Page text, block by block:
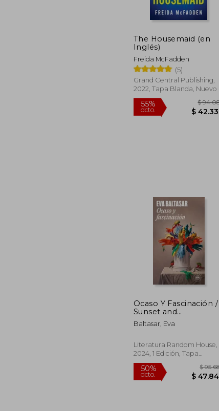
50%
The Housemaid (en
Inglés)
Freida McFadden
(5)
Grand Central Publishing,
2022, Tapa Blanda, Nuevo
55%
dcto.
Ocaso Y Fascinación /
Sunset and
Fascination
Baltasar, Eva
Literatura Random House,
2024, 1 Edición, Tapa
Blanda, Nuevo